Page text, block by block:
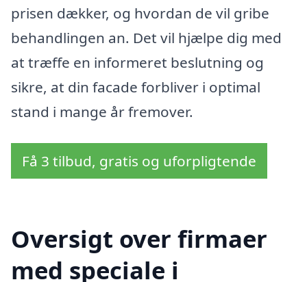
prisen dækker, og hvordan de vil gribe
behandlingen an. Det vil hjælpe dig med
at træffe en informeret beslutning og
sikre, at din facade forbliver i optimal
stand i mange år fremover.
Få 3 tilbud, gratis og uforpligtende
Oversigt over firmaer
med speciale i